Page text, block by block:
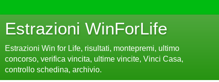
Estrazioni WinForLife
Estrazioni Win for Life, risultati, montepremi, ultimo
concorso, verifica vincita, ultime vincite, Vinci Casa,
controllo schedina, archivio.